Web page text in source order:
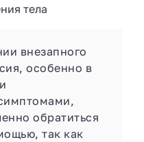
тела
внезапного
особенно в
обратиться
так как